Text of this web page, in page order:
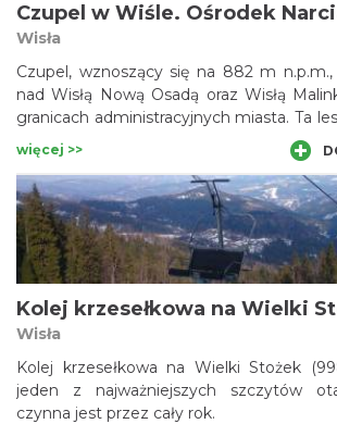
Wisła
Czupel, wznoszący się na 882 m
nad Wisłą Nową Osadą oraz Wisłą
granicach administracyjnych miasta. Ta
się w pasemku, które odgałęzia się od szczytu
Smerekowiec (853 m n.p.m.), leżącego z
grzbiecie, ciągnącym się od rejonu
przez Trzy Kopce Wislańskie w
południowo-zachodnich zboczach Czupla
znany środek narciarski.
więcej >>
Kolej krzesełkowa na Wielki
Wisła
Kolej krzesełkowa na Wielki Stożek
jeden z najważniejszych szczytów
czynna jest przez cały rok.